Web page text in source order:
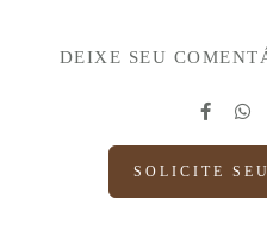
DEIXE SEU
SOLICITE